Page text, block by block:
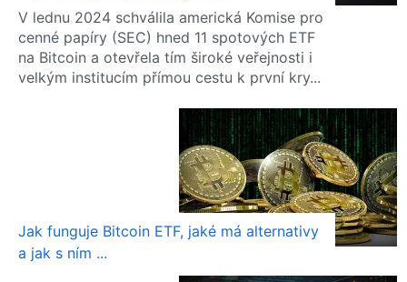
V lednu 2024 schválila americká Komise pro
cenné papíry (SEC) hned 11 spotových ETF
na Bitcoin a otevřela tím široké veřejnosti i
velkým institucím přímou cestu k první kry...
Jak funguje Bitcoin ETF, jaké má alternativy
a jak s ním ...